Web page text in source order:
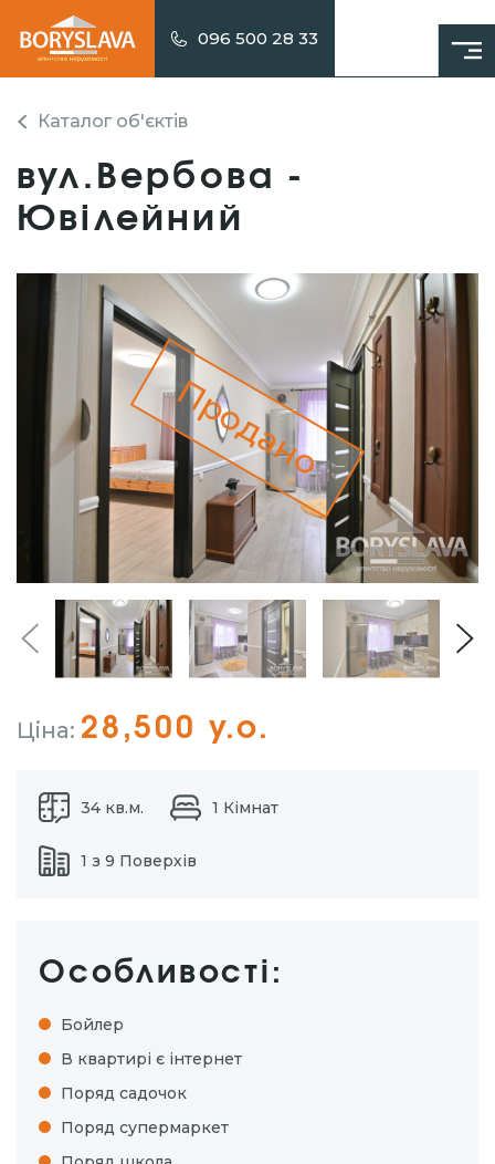
096 500 28 33
Каталог об'єктів
вул.Вербова -
Ювілейний
Продано
Ціна: 28,500 у.о.
34 кв.м. 1 Кімнат
1 з 9 Поверхів
Особливості:
Бойлер
В квартирі є інтернет
Поряд садочок
Поряд супермаркет